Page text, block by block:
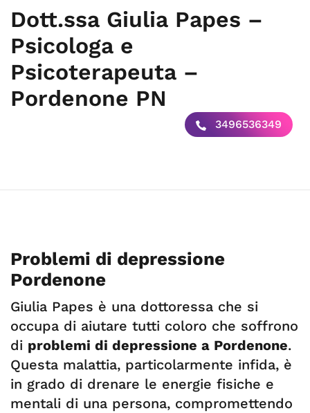
Dott.ssa Giulia Papes –
Psicologa e
Psicoterapeuta –
Pordenone PN
3496536349
Problemi di depressione
Pordenone
Giulia Papes è una dottoressa che si
occupa di aiutare tutti coloro che soffrono
di problemi di depressione a Pordenone.
Questa malattia, particolarmente infida, è
in grado di drenare le energie fisiche e
mentali di una persona, compromettendo